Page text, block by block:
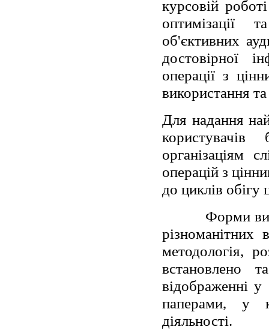
курсовій
оптимізації
об'єктивних
достовірної
операції з
використання
Для надання
користувачів
організаціям
операцій з
до циклів обігу
Форми
різноманітних
методологія,
встановлено
відображенні у
паперами, у
діяльності.